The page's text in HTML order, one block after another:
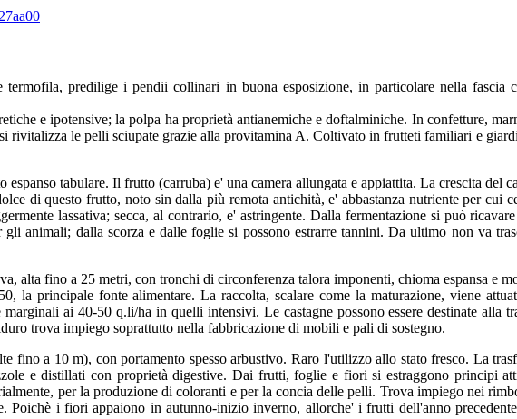
termofila, predilige i pendii collinari in buona esposizione, in particolare nella fascia
e ipotensive; la polpa ha proprietà antianemiche e doftalminiche. In confetture,
rivitalizza le pelli sciupate grazie alla provitamina A. Coltivato in frutteti familiari e
tabulare. Il frutto (carruba) e' una camera allungata e appiattita. La crescita del
di questo frutto, noto sin dalla più remota antichità, e' abbastanza nutriente per cui
lassativa; secca, al contrario, e' astringente. Dalla fermentazione si può
animali; dalla scorza e dalle foglie si possono estrarre tannini. Da ultimo non va
alta fino a 25 metri, con tronchi di circonferenza talora imponenti, chioma espansa e
la principale fonte alimentare. La raccolta, scalare come la maturazione, viene
ai 40-50 q.li/ha in quelli intensivi. Le castagne possono essere destinate alla
trova impiego soprattutto nella fabbricazione di mobili e pali di sostegno.
fino a 10 m), con portamento spesso arbustivo. Raro l'utilizzo allo stato fresco. La
e distillati con proprietà digestive. Dai frutti, foglie e fiori si estraggono principi
per la produzione di coloranti e per la concia delle pelli. Trova impiego nei
Poichè i fiori appaiono in autunno-inizio inverno, allorche' i frutti dell'anno